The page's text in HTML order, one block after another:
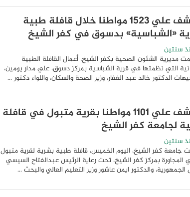
الكشف علي 1523 مواطنا خلال قافلة طبية
«الشباسية» بدسوق في كفر الشيخ
سنتين
مديرية الشئون الصحية بكفر الشيخ، أعمال القافلة الطبية
التي نظمتها في قرية الشباسية بمركز دسوق، علي مدار يومين،
الدكتور خالد عبد الغفار، وزير الصحة والسكان، واللواء دكتور ...
الكشف علي 1101 مواطنا بقرية متبول في قافلة
لجامعة كفر الشيخ
سنتين
جامعة كفر الشيخ، اليوم الخميس، قافلة طبية بشرية لقرية متبول
المجاورة بمركز كفر الشيخ، تحت رعاية الرئيس عبدالفتاح السيسي
والدكتور ايمن عاشور وزير التعليم العالي والبحث ...